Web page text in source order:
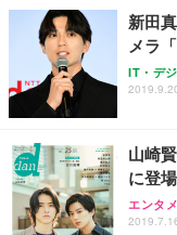
新田
メラ
IT・デ
山崎
に登
エンタメ